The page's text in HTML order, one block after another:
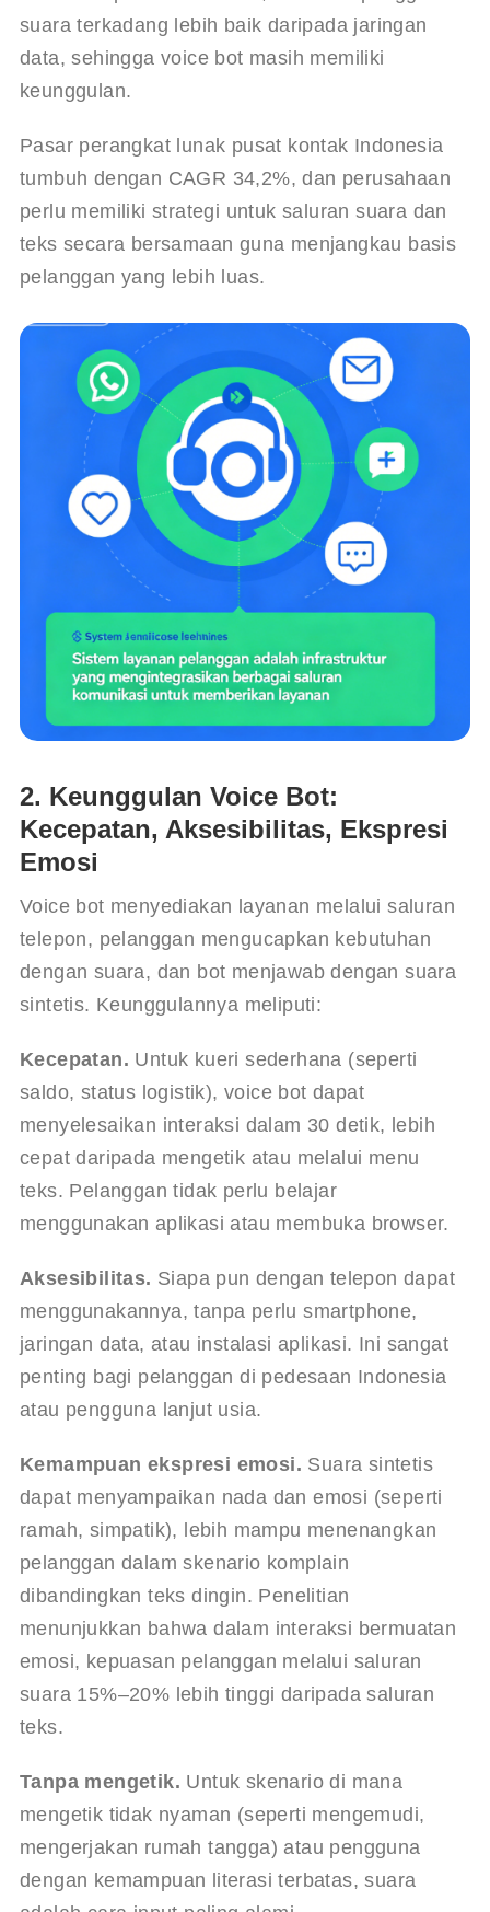
suara terkadang lebih baik daripada jaringan
data, sehingga voice bot masih memiliki
keunggulan.
Pasar perangkat lunak pusat kontak Indonesia
tumbuh dengan CAGR 34,2%, dan perusahaan
perlu memiliki strategi untuk saluran suara dan
teks secara bersamaan guna menjangkau basis
pelanggan yang lebih luas.
2. Keunggulan Voice Bot:
Kecepatan, Aksesibilitas, Ekspresi
Emosi
Voice bot menyediakan layanan melalui saluran
telepon, pelanggan mengucapkan kebutuhan
dengan suara, dan bot menjawab dengan suara
sintetis. Keunggulannya meliputi:
Kecepatan. Untuk kueri sederhana (seperti
saldo, status logistik), voice bot dapat
menyelesaikan interaksi dalam 30 detik, lebih
cepat daripada mengetik atau melalui menu
teks. Pelanggan tidak perlu belajar
menggunakan aplikasi atau membuka browser.
Aksesibilitas. Siapa pun dengan telepon dapat
menggunakannya, tanpa perlu smartphone,
jaringan data, atau instalasi aplikasi. Ini sangat
penting bagi pelanggan di pedesaan Indonesia
atau pengguna lanjut usia.
Kemampuan ekspresi emosi. Suara sintetis
dapat menyampaikan nada dan emosi (seperti
ramah, simpatik), lebih mampu menenangkan
pelanggan dalam skenario komplain
dibandingkan teks dingin. Penelitian
menunjukkan bahwa dalam interaksi bermuatan
emosi, kepuasan pelanggan melalui saluran
suara 15%–20% lebih tinggi daripada saluran
teks.
Tanpa mengetik. Untuk skenario di mana
mengetik tidak nyaman (seperti mengemudi,
mengerjakan rumah tangga) atau pengguna
dengan kemampuan literasi terbatas, suara